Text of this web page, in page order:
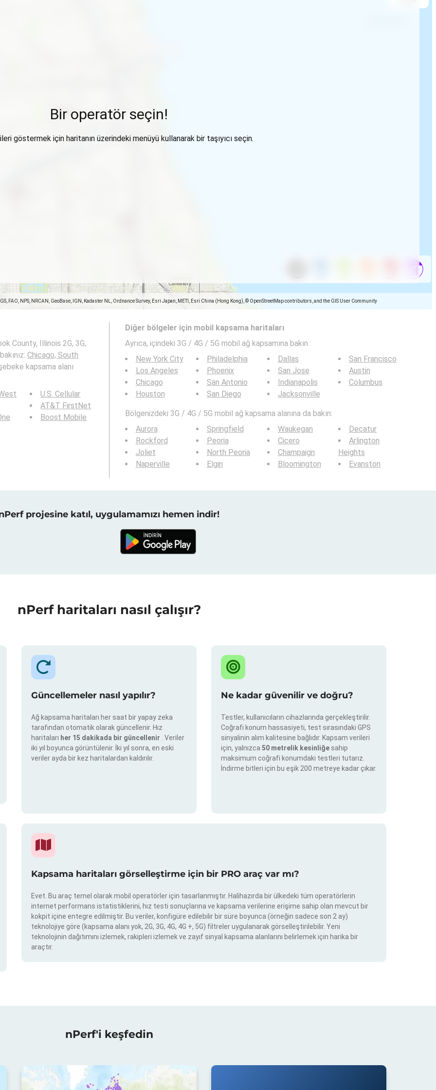
FAO, NPS, NRCAN, GeoBase, IGN, Kadaster NL, Ordnance Survey, Esri Japan, METI, Esri China (Hong Kong), © OpenStreetMap contributors, and the GIS User Community
Bir operatör seçin!
göstermek için haritanın üzerindeki menüyü kullanarak bir taşıyıcı seçin.
County, Illinois 2G, 3G,
Chicago, South
kapsama alanı
U.S. Cellular
AT&T FirstNet
Boost Mobile
Diğer bölgeler için mobil kapsama haritaları
Ayrıca, içindeki 3G / 4G / 5G mobil ağ kapsamına bakın :
New York City
Los Angeles
Chicago
Houston
Philadelphia
Phoenix
San Antonio
San Diego
Dallas
San Jose
Indianapolis
Jacksonville
San Francisco
Austin
Columbus
Bölgenizdeki 3G / 4G / 5G mobil ağ kapsama alanına da bakın:
Aurora
Rockford
Joliet
Naperville
Springfield
Peoria
North Peoria
Elgin
Waukegan
Cicero
Champaign
Bloomington
Decatur
Arlington
Heights
Evanston
projesine katıl, uygulamamızı hemen indir!
nPerf haritaları nasıl çalışır?
Güncellemeler nasıl yapılır?
Ağ kapsama haritaları her saat bir yapay zeka
tarafından otomatik olarak güncellenir. Hız
haritaları her 15 dakikada bir güncellenir
. Veriler
iki yıl boyunca görüntülenir. İki yıl sonra, en eski
veriler ayda bir kez haritalardan kaldırılır.
Ne kadar güvenilir ve doğru?
Testler, kullanıcıların cihazlarında gerçekleştirilir.
Coğrafi konum hassasiyeti, test sırasındaki GPS
sinyalinin alım kalitesine bağlıdır. Kapsam verileri
için, yalnızca 50 metrelik kesinliğe sahip
maksimum coğrafi konumdaki testleri tutarız.
İndirme bitleri için bu eşik 200 metreye kadar çıkar.
Kapsama haritaları görselleştirme için bir PRO araç var mı?
Evet. Bu araç temel olarak mobil operatörler için tasarlanmıştır. Halihazırda bir ülkedeki tüm operatörlerin
internet performans istatistiklerini, hız testi sonuçlarına ve kapsama verilerine erişime sahip olan mevcut bir
kokpit içine entegre edilmiştir. Bu veriler, konfigüre edilebilir bir süre boyunca (örneğin sadece son 2 ay)
teknolojiye göre (kapsama alanı yok, 2G, 3G, 4G, 4G +, 5G) filtreler uygulanarak görselleştirilebilir. Yeni
teknolojinin dağıtımını izlemek, rakipleri izlemek ve zayıf sinyal kapsama alanlarını belirlemek için harika bir
araçtır.
nPerf'i keşfedin